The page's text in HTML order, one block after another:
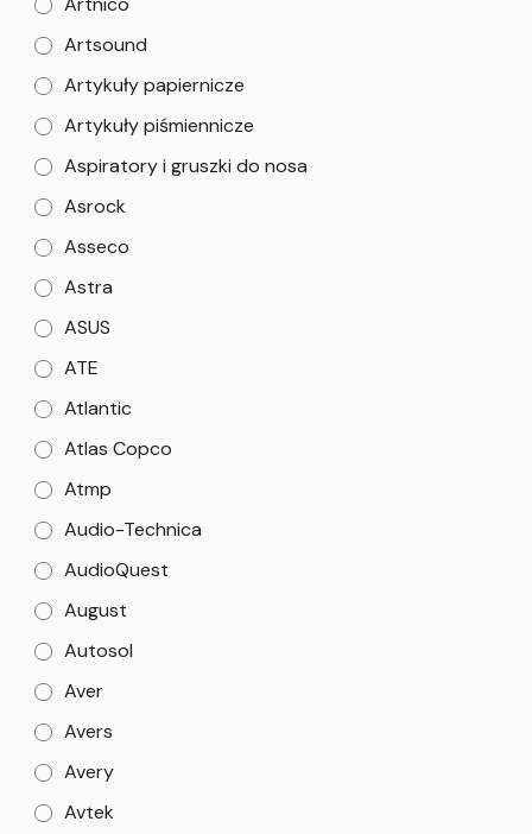
Artsound
Artykuły papiernicze
Artykuły piśmiennicze
Aspiratory i gruszki do nosa
Asrock
Asseco
Astra
ASUS
ATE
Atlantic
Atlas Copco
Atmp
Audio-Technica
AudioQuest
August
Autosol
Aver
Avers
Avery
Avtek